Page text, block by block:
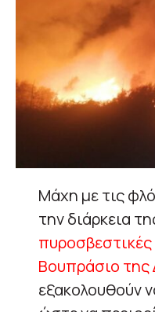
Μάχη με τις
την διάρκεια
Βουπράσιο της
εξακολουθούν